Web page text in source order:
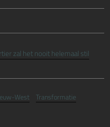
zal het nooit helemaal stil
West
Transformatie